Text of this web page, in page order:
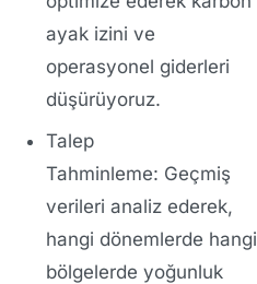
ayak izini ve
operasyonel giderleri
düşürüyoruz.
Talep
Tahminleme: Geçmiş
verileri analiz ederek,
hangi dönemlerde hangi
bölgelerde yoğunluk